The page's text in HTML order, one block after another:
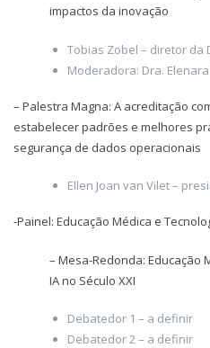
impactos da inovação
Tobias Zobel – diretor da
Moderadora: Dra.
– Palestra Magna: A acreditação
estabelecer padrões e melhores
segurança de dados operacionais
Ellen Joan van Vilet –
-Painel: Educação Médica e
– Mesa-Redonda: Educação
IA no Século XXI
Debatedor 1 – a definir
Debatedor 2 – a definir